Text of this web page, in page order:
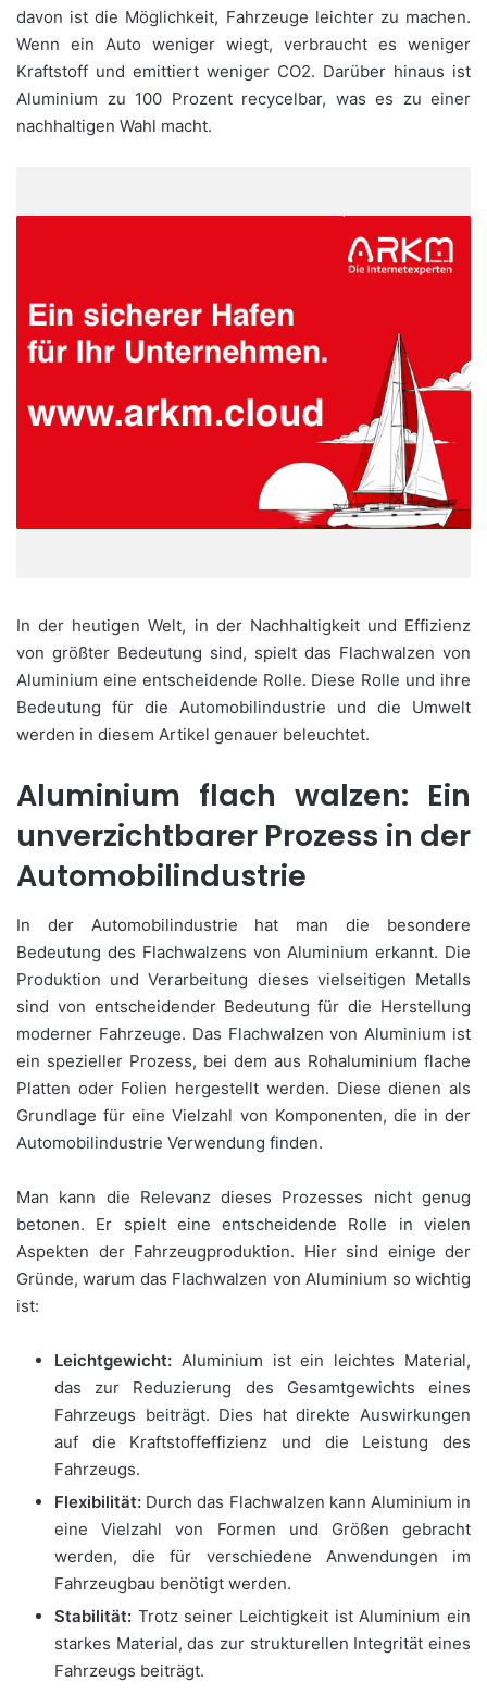
davon ist die Möglichkeit, Fahrzeuge leichter zu machen.
Wenn ein Auto weniger wiegt, verbraucht es weniger
Kraftstoff und emittiert weniger CO2. Darüber hinaus ist
Aluminium zu 100 Prozent recycelbar, was es zu einer
nachhaltigen Wahl macht.
In der heutigen Welt, in der Nachhaltigkeit und Effizienz
von größter Bedeutung sind, spielt das Flachwalzen von
Aluminium eine entscheidende Rolle. Diese Rolle und ihre
Bedeutung für die Automobilindustrie und die Umwelt
werden in diesem Artikel genauer beleuchtet.
Aluminium flach walzen: Ein
unverzichtbarer Prozess in der
Automobilindustrie
In der Automobilindustrie hat man die besondere
Bedeutung des Flachwalzens von Aluminium erkannt. Die
Produktion und Verarbeitung dieses vielseitigen Metalls
sind von entscheidender Bedeutung für die Herstellung
moderner Fahrzeuge. Das Flachwalzen von Aluminium ist
ein spezieller Prozess, bei dem aus Rohaluminium flache
Platten oder Folien hergestellt werden. Diese dienen als
Grundlage für eine Vielzahl von Komponenten, die in der
Automobilindustrie Verwendung finden.
Man kann die Relevanz dieses Prozesses nicht genug
betonen. Er spielt eine entscheidende Rolle in vielen
Aspekten der Fahrzeugproduktion. Hier sind einige der
Gründe, warum das Flachwalzen von Aluminium so wichtig
ist:
Leichtgewicht: Aluminium ist ein leichtes Material,
das zur Reduzierung des Gesamtgewichts eines
Fahrzeugs beiträgt. Dies hat direkte Auswirkungen
auf die Kraftstoffeffizienz und die Leistung des
Fahrzeugs.
Flexibilität: Durch das Flachwalzen kann Aluminium in
eine Vielzahl von Formen und Größen gebracht
werden, die für verschiedene Anwendungen im
Fahrzeugbau benötigt werden.
Stabilität: Trotz seiner Leichtigkeit ist Aluminium ein
starkes Material, das zur strukturellen Integrität eines
Fahrzeugs beiträgt.